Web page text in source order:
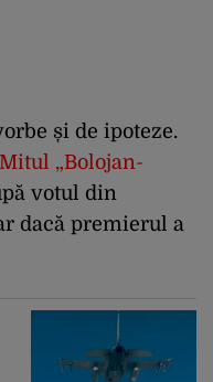
și de ipoteze.
Mitul „Bolojan-
votul din
dacă premierul a